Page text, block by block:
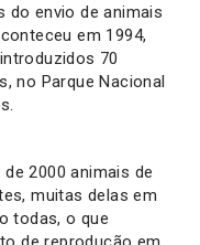
do envio de animais
em 1994,
70
no Parque Nacional
2000 animais de
muitas delas em
todas, o que